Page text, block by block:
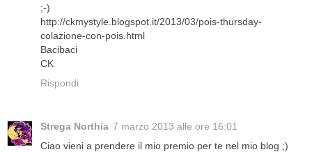
;-)
http://ckmystyle.blogspot.it/2013/03/pois-thursday-
colazione-con-pois.html
Bacibaci
CK
Rispondi
Strega Northia 7 marzo 2013 alle ore 16:01
Ciao vieni a prendere il mio premio per te nel mio blog ;)